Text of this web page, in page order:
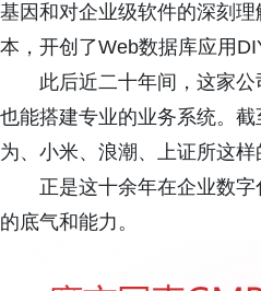
基因和对企业级软件的深刻
本，开创了Web数据库应用
此后近二十年间，这家
也能搭建专业的业务系统。
为、小米、浪潮、上证所这
正是这十余年在企业数
的底气和能力。